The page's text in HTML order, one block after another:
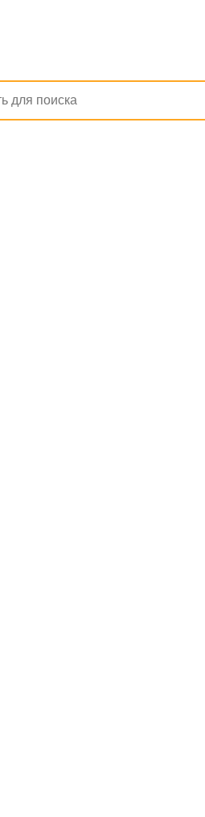
Сосудосуживающие от насморка